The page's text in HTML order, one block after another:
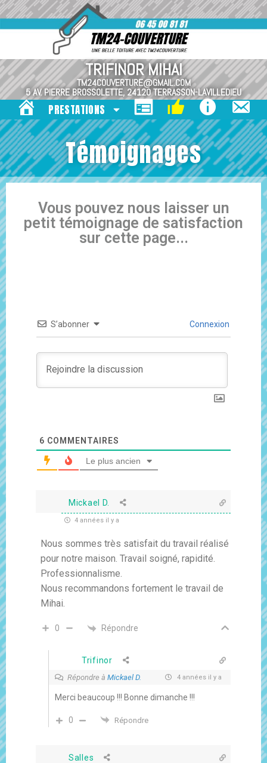
TRIFINOR MIHAI
TM24COUVERTURE@GMAIL.COM
5 AV. PIERRE BROSSOLETTE, 24120 TERRASSON-LAVILLEDIEU
ACCUEILPRESTATIONS RÉALISATIONSTÉMOIGNAGESMENTIONSCONTACT
Témoignages
Vous pouvez nous laisser un
petit témoignage de satisfaction
sur cette page...
S’abonner Connexion
6 COMMENTAIRES
Le plus ancien
Mickael D.
4 années il y a
Nous sommes très satisfait du travail réalisé
pour notre maison. Travail soigné, rapidité.
Professionnalisme.
Nous recommandons fortement le travail de
Mihai.
0 Répondre
Trifinor
Répondre à Mickael D. 4 années il y a
Merci beaucoup !!! Bonne dimanche !!!
0 Répondre
Salles